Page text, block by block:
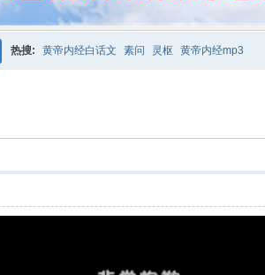
热搜: 黄帝内经白话文 素问 灵枢 黄帝内经mp3